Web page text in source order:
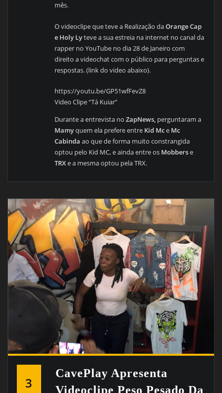
mês.
O videoclipe que teve a Realização daOrange Cap
e Holy Lyteve a sua estreia na internet no canal da
rapper no YouTube no dia 28 de Janeiro com
direito a videochat com o público para perguntas e
respostas. (link do video abaixo).
https://youtu.be/GP51wfFevZ8
Video Clipe “Tá Kuiar”
Durante a entrevista noZapNews, perguntaram a
Mamyquem ela prefere entre Kid Mce Mc
Cabinda ao que de forma muito constrangida
optou pelo Kid MC, e ainda entre os Mobberse
TRXe a mesma optou pela TRX.
3
CavePlay Apresenta
Videoclipe Peso Pesado Da